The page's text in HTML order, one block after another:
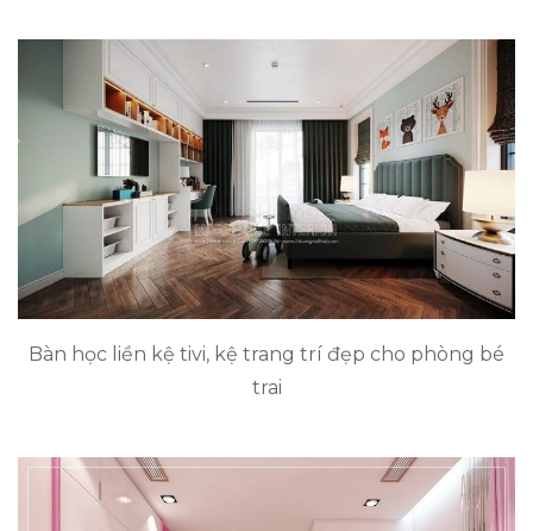
Bàn học liền kệ tivi, kệ trang trí đẹp cho phòng bé
trai